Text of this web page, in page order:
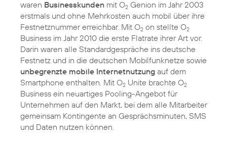
waren Businesskunden mit O2 Genion im Jahr 2003
erstmals und ohne Mehrkosten auch mobil über ihre
Festnetznummer erreichbar. Mit O2 on stellte O2
Business im Jahr 2010 die erste Flatrate ihrer Art vor.
Darin waren alle Standardgespräche ins deutsche
Festnetz und in die deutschen Mobilfunknetze sowie
unbegrenzte mobile Internetnutzung auf dem
Smartphone enthalten. Mit O2 Unite brachte O2
Business ein neuartiges Pooling-Angebot für
Unternehmen auf den Markt, bei dem alle Mitarbeiter
gemeinsam Kontingente an Gesprächsminuten, SMS
und Daten nutzen können.